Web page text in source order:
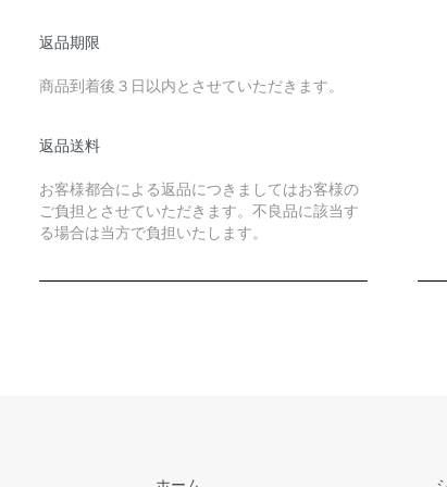
返品期限
商品到着後３日以内とさせていただきます。
返品送料
お客様都合による返品につきましてはお客様の
ご負担とさせていただきます。不良品に該当す
る場合は当方で負担いたします。